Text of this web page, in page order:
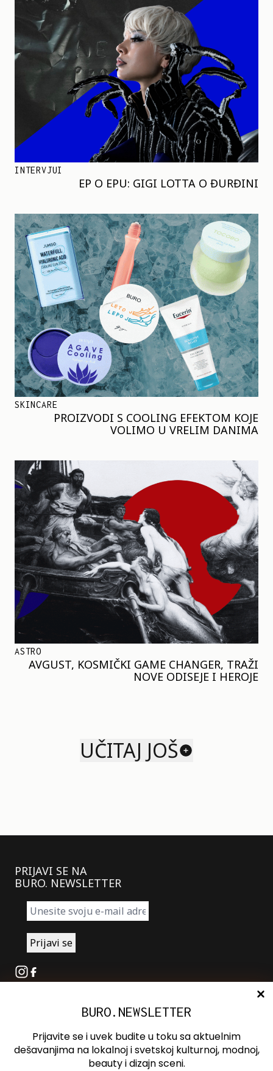
INTERVJUI
EP O EPU: GIGI LOTTA O ĐURĐINI
SKINCARE
PROIZVODI S COOLING EFEKTOM KOJE
VOLIMO U VRELIM DANIMA
ASTRO
AVGUST, KOSMIČKI GAME CHANGER, TRAŽI
NOVE ODISEJE I HEROJE
UČITAJ JOŠ
PRIJAVI SE NA
BURO. NEWSLETTER
Instagram
Facebook
Oglašavanje
Kontakt
BURO.NEWSLETTER
Prijavite se i uvek budite u toku sa aktuelnim
dešavanjima na lokalnoj i svetskoj kulturnoj, modnoj,
beauty i dizajn sceni.